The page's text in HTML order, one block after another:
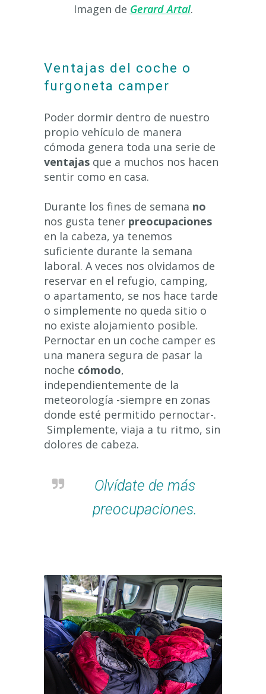
Imagen de Gerard Artal.
Ventajas del coche o
furgoneta camper
Poder dormir dentro de nuestro
propio vehículo de manera
cómoda genera toda una serie de
ventajas que a muchos nos hacen
sentir como en casa.
Durante los fines de semana no
nos gusta tener preocupaciones
en la cabeza, ya tenemos
suficiente durante la semana
laboral. A veces nos olvidamos de
reservar en el refugio, camping,
o apartamento, se nos hace tarde
o simplemente no queda sitio o
no existe alojamiento posible.
Pernoctar en un coche camper es
una manera segura de pasar la
noche cómodo,
independientemente de la
meteorología -siempre en zonas
donde esté permitido pernoctar-.
Simplemente, viaja a tu ritmo, sin
dolores de cabeza.
Olvídate de más
preocupaciones.